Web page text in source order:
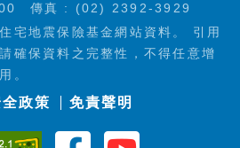
傳真 : (02) 2392-3929
宅地震保險基金網站資料。 引用
確保資料之完整性，不得任意增
。
政策 免責聲明